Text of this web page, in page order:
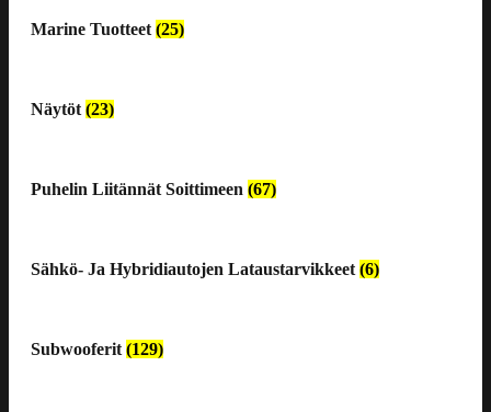
Marine Tuotteet (25)
Näytöt (23)
Puhelin Liitännät Soittimeen (67)
Sähkö- Ja Hybridiautojen Lataustarvikkeet (6)
Subwooferit (129)